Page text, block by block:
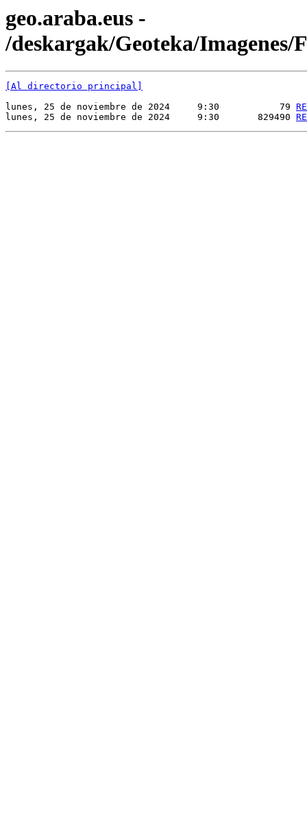
geo.araba.eus -
/deskargak/Geoteka/Imagenes/
[Al directorio principal]
lunes, 25 de noviembre de 2024     9:30           79
lunes, 25 de noviembre de 2024     9:30       829490